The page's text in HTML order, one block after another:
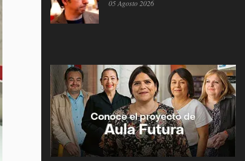
05 Agosto 2026